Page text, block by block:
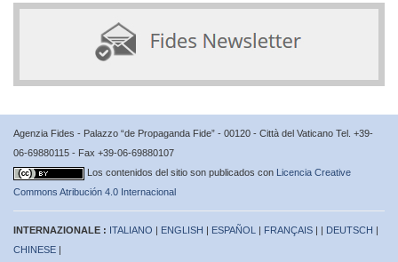
Agenzia Fides - Palazzo “de Propaganda Fide” - 00120 - Città del Vaticano Tel. +39-
06-69880115 - Fax +39-06-69880107
Los contenidos del sitio son publicados con Licencia Creative
Commons Atribución 4.0 Internacional
INTERNAZIONALE : ITALIANO | ENGLISH | ESPAÑOL | FRANÇAIS | | DEUTSCH |
CHINESE |